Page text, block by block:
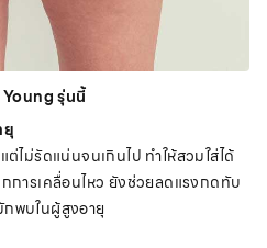
รุ่นนี้
ยุ
ไม่รัดแน่นจนเกินไป ทำให้สวมใส่ได้
การเคลื่อนไหว ยังช่วยลดแรงกดทับ
พบในผู้สูงอายุ